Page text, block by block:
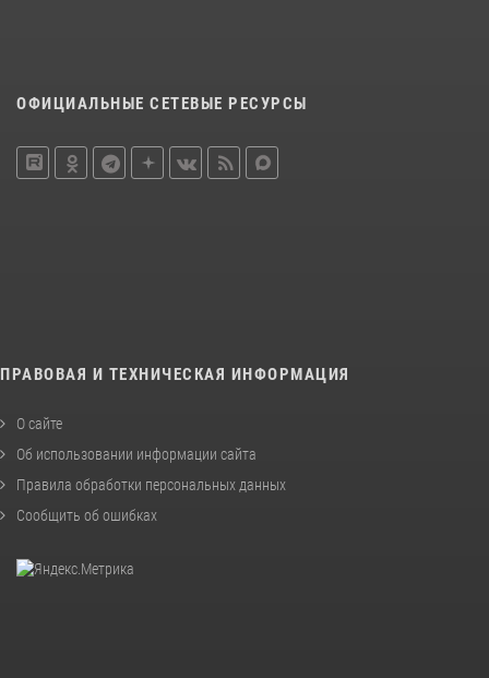
ОФИЦИАЛЬНЫЕ СЕТЕВЫЕ РЕСУРСЫ
ПРАВОВАЯ И ТЕХНИЧЕСКАЯ ИНФОРМАЦИЯ
О сайте
Об использовании информации сайта
Правила обработки персональных данных
Сообщить об ошибках